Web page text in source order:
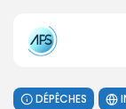
DÉPÊCHES